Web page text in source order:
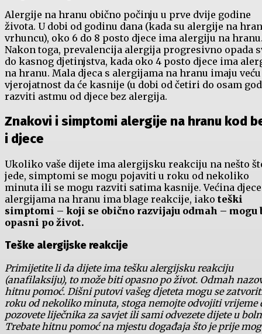
Alergije na hranu obično počinju u prve dvije godine
života. U dobi od godinu dana (kada su alergije na
vrhuncu), oko 6 do 8 posto djece ima alergiju na
Nakon toga, prevalencija alergija progresivno opada
do kasnog djetinjstva, kada oko 4 posto djece ima
na hranu. Mala djeca s alergijama na hranu imaju veću
vjerojatnost da će kasnije (u dobi od četiri do osam
razviti astmu od djece bez alergija.
Znakovi i simptomi alergije na hranu kod
i djece
Ukoliko vaše dijete ima alergijsku reakciju na nešto
jede, simptomi se mogu pojaviti u roku od nekoliko
minuta ili se mogu razviti satima kasnije. Većina
alergijama na hranu ima blage reakcije, iako teški
simptomi – koji se obično razvijaju odmah –
opasni po život.
Teške alergijske reakcije
Primijetite li da dijete ima tešku alergijsku reakciju
(anafilaksiju), to može biti opasno po život. Odmah
hitnu pomoć. Dišni putovi vašeg djeteta mogu se
roku od nekoliko minuta, stoga nemojte odvojiti vrijeme
pozovete liječnika za savjet ili sami odvezete dijete u
Trebate hitnu pomoć na mjestu događaja što je prije